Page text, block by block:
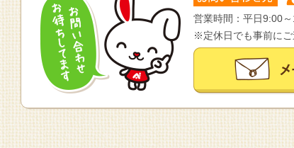
営業時間：平日9:00
※定休日でも事前にご